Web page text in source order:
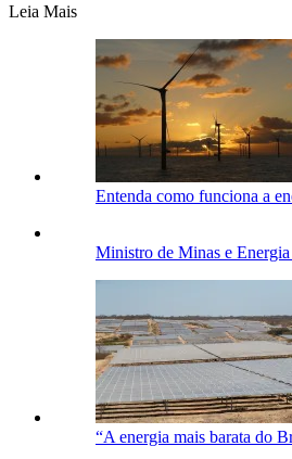
Leia Mais
Entenda como funciona a
Ministro de Minas e
“A energia mais barata do